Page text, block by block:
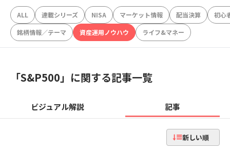
ALL 連載シリーズ NISA マーケット情報 配当決算
初心
銘柄情報／テーマ
資産運用ノウハウ ライフ&マネー
「S&P500」に関する記事一覧
ビジュアル解説 記事
新しい順